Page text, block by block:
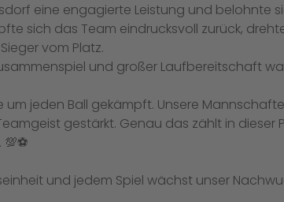
eine engagierte Leistung und belohnte
sich das Team eindrucksvoll zurück,
vom Platz.
und großer Laufbereitschaft
um jeden Ball gekämpft. Unsere
gestärkt. Genau das zählt in dieser
und jedem Spiel wächst unser